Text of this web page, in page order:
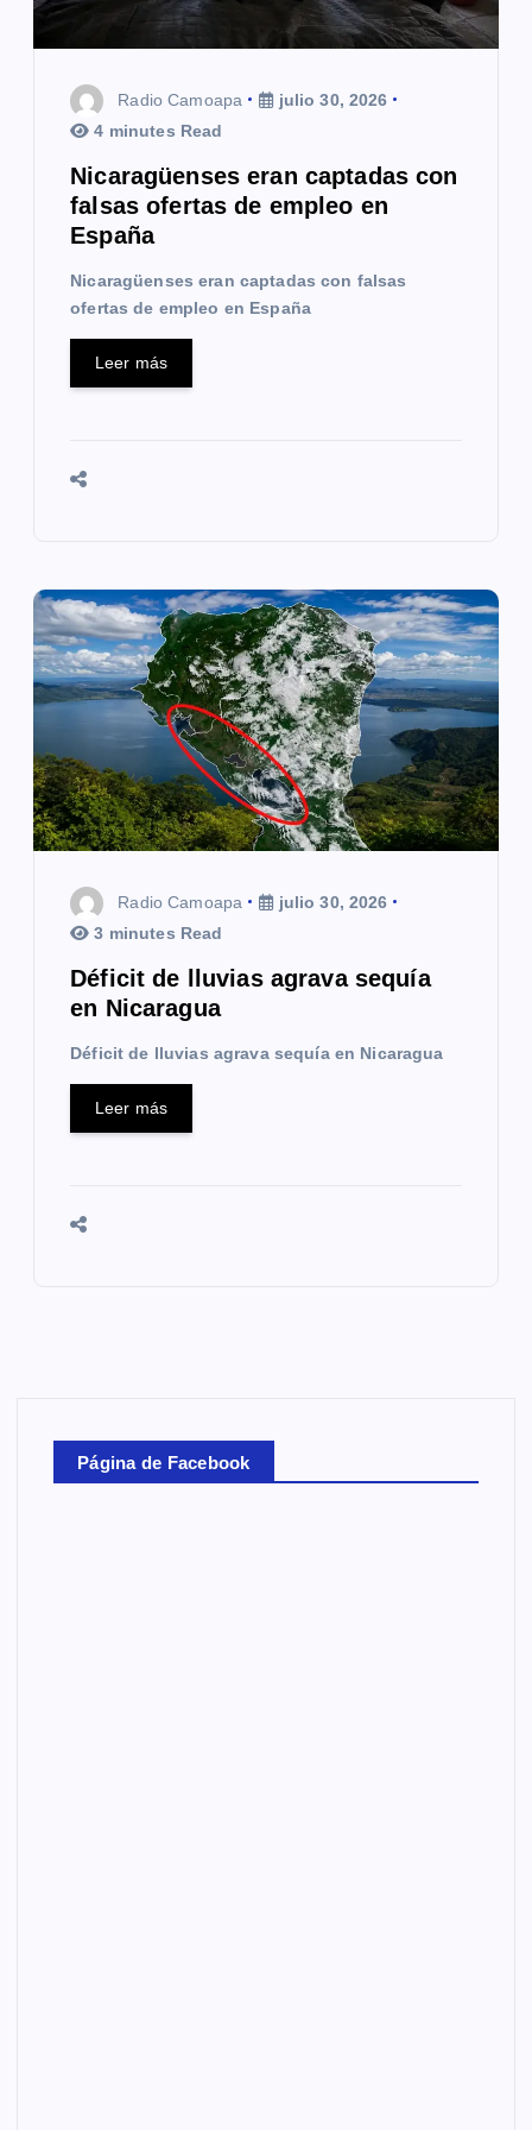
n
Radio Camoapa
julio 30, 2026
4 minutes Read
Nicaragüenses eran captadas con
falsas ofertas de empleo en
España
Nicaragüenses eran captadas con falsas
ofertas de empleo en España
Leer más
Radio Camoapa
julio 30, 2026
3 minutes Read
Déficit de lluvias agrava sequía
en Nicaragua
Déficit de lluvias agrava sequía en Nicaragua
Leer más
Página de Facebook